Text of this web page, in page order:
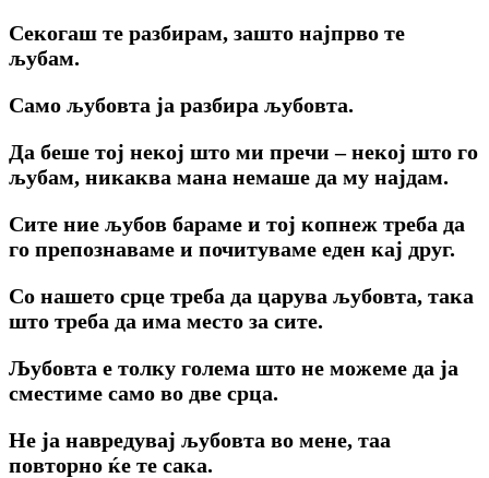
Секогаш те разбирам, зашто најпрво те
љубам.
Само љубовта ја разбира љубовта.
Да беше тој некој што ми пречи – некој што го
љубам, никаква мана немаше да му најдам.
Сите ние љубов бараме и тој копнеж треба да
го препознаваме и почитуваме еден кај друг.
Co нашето срце треба да царува љубовта, така
што треба да има место за сите.
Љубовта е толку голема што не можеме да ја
сместиме само во две срца.
He ja навредувај љубовта во мене, таа
повторно ќе те сака.